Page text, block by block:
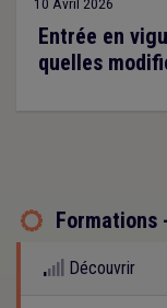
Entrée en
quelles
 Formations
Découvrir